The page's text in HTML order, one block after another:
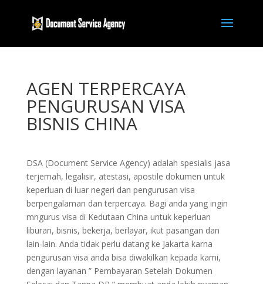
AGEN TERPERCAYA
PENGURUSAN VISA
BISNIS CHINA
DSA (Document Service Agency) adalah spesialis jasa
terjemah, legalisir, atestasi, apostile dokumen untuk
keperluan di luar negeri dan pengurusan visa
berpengalaman dan terpercaya. Bagi anda yang ingin
mngurus visa di Kedutaan China untuk keperluan
liburan, bisnis, bekerja, berlayar, ikut pasangan dan
lain-lain. Anda tidak perlu datang ke Jakarta karna
pengurusan visa anda bisa diwakilkan kepada kami,
dengan layanan ” Pembayaran Setelah Dokumen